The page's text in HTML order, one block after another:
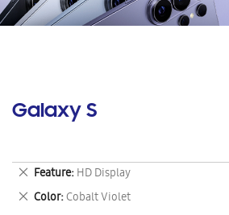
Galaxy S
Feature HD Display
Eliminar
este
artículo
Color Cobalt Violet
Eliminar